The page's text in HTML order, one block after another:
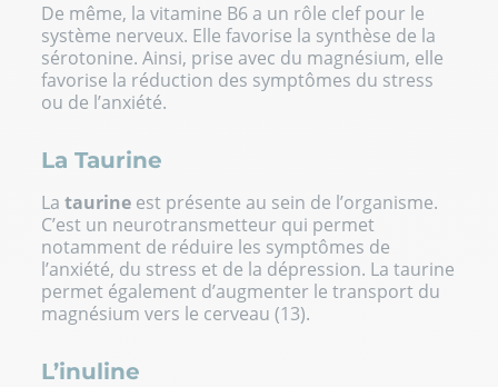
De même, la vitamine B6 a un rôle clef pour le
système nerveux. Elle favorise la synthèse de la
sérotonine. Ainsi, prise avec du magnésium, elle
favorise la réduction des symptômes du stress
ou de l’anxiété.
La Taurine
La taurine est présente au sein de l’organisme.
C’est un neurotransmetteur qui permet
notamment de réduire les symptômes de
l’anxiété, du stress et de la dépression. La taurine
permet également d’augmenter le transport du
magnésium vers le cerveau (13).
L’inuline